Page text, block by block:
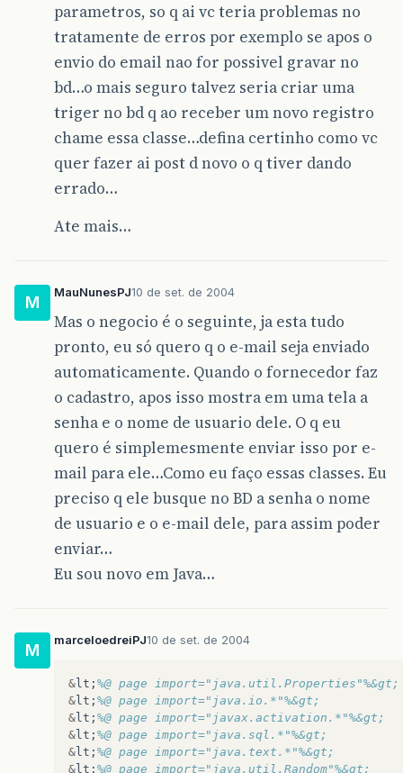
parametros, so q ai vc teria problemas no
tratamente de erros por exemplo se apos o
envio do email nao for possivel gravar no
bd…o mais seguro talvez seria criar uma
triger no bd q ao receber um novo registro
chame essa classe…defina certinho como vc
quer fazer ai post d novo o q tiver dando
errado…
Ate mais…
M
MauNunesPJ10 de set. de 2004
Mas o negocio é o seguinte, ja esta tudo
pronto, eu só quero q o e-mail seja enviado
automaticamente. Quando o fornecedor faz
o cadastro, apos isso mostra em uma tela a
senha e o nome de usuario dele. O q eu
quero é simplemesmente enviar isso por e-
mail para ele…Como eu faço essas classes. Eu
preciso q ele busque no BD a senha o nome
de usuario e o e-mail dele, para assim poder
enviar…
Eu sou novo em Java…
M
marceloedreiPJ10 de set. de 2004
& lt ; %@ page import="java.util.Properties"%&gt;
& lt ; %@ page import="java.io.*"%&gt;
& lt ; %@ page import="javax.activation.*"%&gt;
& lt ; %@ page import="java.sql.*"%&gt;
& lt ; %@ page import="java.text.*"%&gt;
& lt ; %@ page import="java.util.Random"%&gt;